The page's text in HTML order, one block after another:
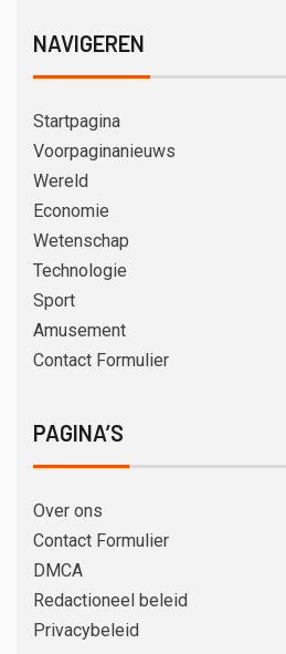
NAVIGEREN
Startpagina
Voorpaginanieuws
Wereld
Economie
Wetenschap
Technologie
Sport
Amusement
Contact Formulier
PAGINA’S
Over ons
Contact Formulier
DMCA
Redactioneel beleid
Privacybeleid